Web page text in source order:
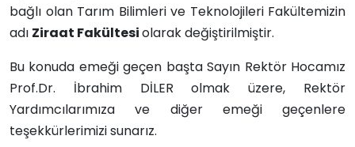
bağlı olan Tarım Bilimleri ve Teknolojileri Fakültemizin
adı Ziraat Fakültesiolarak değiştirilmiştir.
Bu konuda emeği geçen başta Sayın Rektör Hocamız
Prof.Dr. İbrahim DİLER olmak üzere, Rektör
Yardımcılarımıza ve diğer emeği geçenlere
teşekkürlerimizi sunarız.